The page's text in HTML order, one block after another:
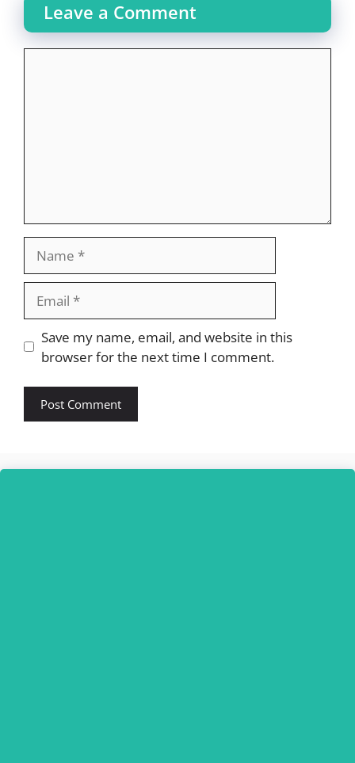
Leave a Comment
Website
Save my name, email, and website in this
browser for the next time I comment.